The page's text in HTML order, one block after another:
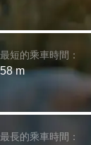
最短的乘車時間：
58 m
最長的乘車時間：